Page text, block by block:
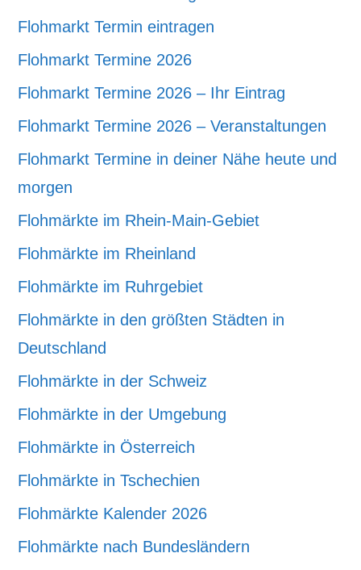
Flohmarkt Termin eintragen
Flohmarkt Termine 2026
Flohmarkt Termine 2026 – Ihr Eintrag
Flohmarkt Termine 2026 – Veranstaltungen
Flohmarkt Termine in deiner Nähe heute und
morgen
Flohmärkte im Rhein-Main-Gebiet
Flohmärkte im Rheinland
Flohmärkte im Ruhrgebiet
Flohmärkte in den größten Städten in
Deutschland
Flohmärkte in der Schweiz
Flohmärkte in der Umgebung
Flohmärkte in Österreich
Flohmärkte in Tschechien
Flohmärkte Kalender 2026
Flohmärkte nach Bundesländern